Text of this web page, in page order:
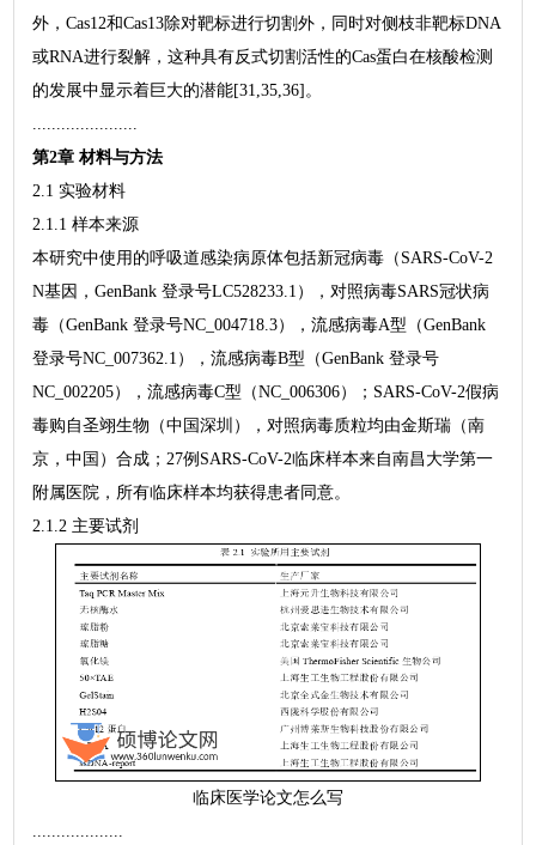
外，Cas12和Cas13除对靶标进行切割外，同时对侧枝非靶标DNA
或RNA进行裂解，这种具有反式切割活性的Cas蛋白在核酸检测
的发展中显示着巨大的潜能[31,35,36]。
第2章 材料与方法
2.1 实验材料
2.1.1 样本来源
本研究中使用的呼吸道感染病原体包括新冠病毒（SARS-CoV-2
N基因，GenBank 登录号LC528233.1），对照病毒SARS冠状病
毒（GenBank 登录号NC_004718.3），流感病毒A型（GenBank
登录号NC_007362.1），流感病毒B型（GenBank 登录号
NC_002205），流感病毒C型（NC_006306）；SARS-CoV-2假病
毒购自圣翊生物（中国深圳），对照病毒质粒均由金斯瑞（南
京，中国）合成；27例SARS-CoV-2临床样本来自南昌大学第一
附属医院，所有临床样本均获得患者同意。
2.1.2 主要试剂
临床医学论文怎么写
...................